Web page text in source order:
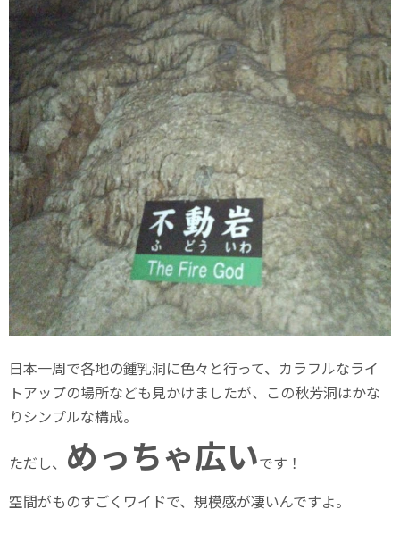
日本一周で各地の鍾乳洞に色々と行って、カラフルなライ
トアップの場所なども見かけましたが、この秋芳洞はかな
りシンプルな構成。
ただし、 めっちゃ広いです！
空間がものすごくワイドで、規模感が凄いんですよ。